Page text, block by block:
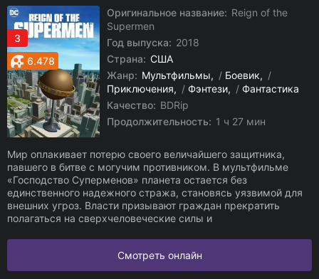
3
6.478
Оригинальное название: Reign of the
Supermen
Год выпуска: 2018
Страна: США
Жанр: Мультфильмы / Боевик
/
Приключения
/ Фэнтези / Фантастика
Качество: BDRip
Продолжительность: 1 ч 27 мин
Мир оплакивает потерю своего величайшего защитника,
павшего в битве с могучим противником. В мультфильме
«Господство Суперменов» планета остается без
единственного надежного стража, становясь уязвимой для
внешних угроз. Власти призывают граждан прекратить
полагаться на сверхчеловеческие силы и
Смотреть онлайн